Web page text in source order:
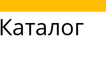
Каталог